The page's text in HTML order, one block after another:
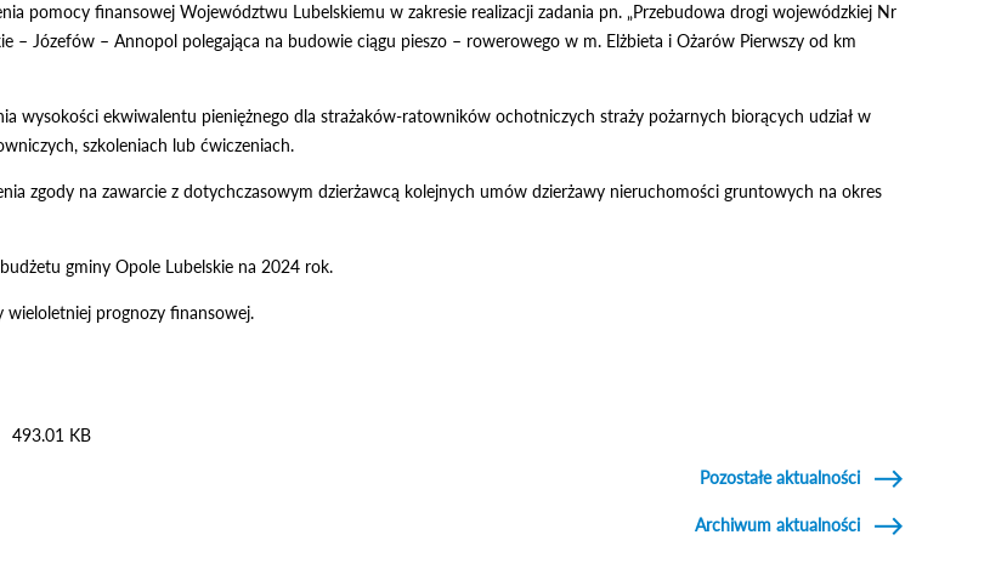
pomocy finansowej Województwu Lubelskiemu w zakresie realizacji zadania pn. „Przebudowa drogi wojewódzkiej Nr
– Józefów – Annopol polegająca na budowie ciągu pieszo – rowerowego w m. Elżbieta i Ożarów Pierwszy od km
wysokości ekwiwalentu pieniężnego dla strażaków-ratowników ochotniczych straży pożarnych biorących udział w
szkoleniach lub ćwiczeniach.
zgody na zawarcie z dotychczasowym dzierżawcą kolejnych umów dzierżawy nieruchomości gruntowych na okres
gminy Opole Lubelskie na 2024 rok.
wieloletniej prognozy finansowej.
493.01 KB
Pozostałe aktualności
Archiwum aktualności